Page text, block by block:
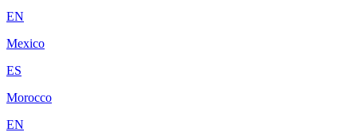
EN
Mexico
ES
Morocco
EN